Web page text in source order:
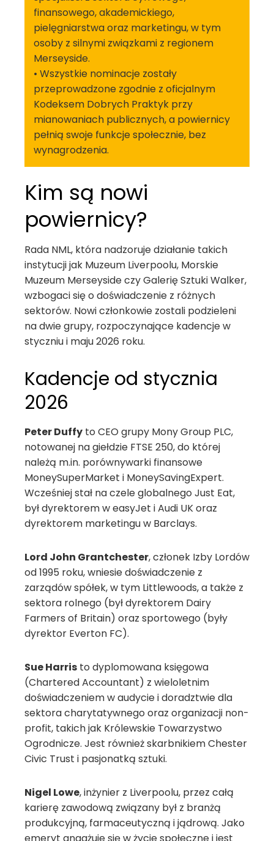
finansowego, akademickiego,
pielęgniarstwa oraz marketingu, w tym
osoby z silnymi związkami z regionem
Merseyside.
• Wszystkie nominacje zostały
przeprowadzone zgodnie z oficjalnym
Kodeksem Dobrych Praktyk przy
mianowaniach publicznych, a powiernicy
pełnią swoje funkcje społecznie, bez
wynagrodzenia.
Kim są nowi
powiernicy?
Rada NML, która nadzoruje działanie takich
instytucji jak Muzeum Liverpoolu, Morskie
Muzeum Merseyside czy Galerię Sztuki Walker,
wzbogaci się o doświadczenie z różnych
sektorów. Nowi członkowie zostali podzieleni
na dwie grupy, rozpoczynające kadencje w
styczniu i maju 2026 roku.
Kadencje od stycznia
2026
Peter Duffy to CEO grupy Mony Group PLC,
notowanej na giełdzie FTSE 250, do której
należą m.in. porównywarki finansowe
MoneySuperMarket i MoneySavingExpert.
Wcześniej stał na czele globalnego Just Eat,
był dyrektorem w easyJet i Audi UK oraz
dyrektorem marketingu w Barclays.
Lord John Grantchester, członek Izby Lordów
od 1995 roku, wniesie doświadczenie z
zarządów spółek, w tym Littlewoods, a także z
sektora rolnego (był dyrektorem Dairy
Farmers of Britain) oraz sportowego (były
dyrektor Everton FC).
Sue Harris to dyplomowana księgowa
(Chartered Accountant) z wieloletnim
doświadczeniem w audycie i doradztwie dla
sektora charytatywnego oraz organizacji non-
profit, takich jak Królewskie Towarzystwo
Ogrodnicze. Jest również skarbnikiem Chester
Civic Trust i pasjonatką sztuki.
Nigel Lowe, inżynier z Liverpoolu, przez całą
karierę zawodową związany był z branżą
produkcyjną, farmaceutyczną i jądrową. Jako